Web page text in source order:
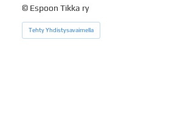
© Espoon Tikka ry
Tehty Yhdistysavaimella